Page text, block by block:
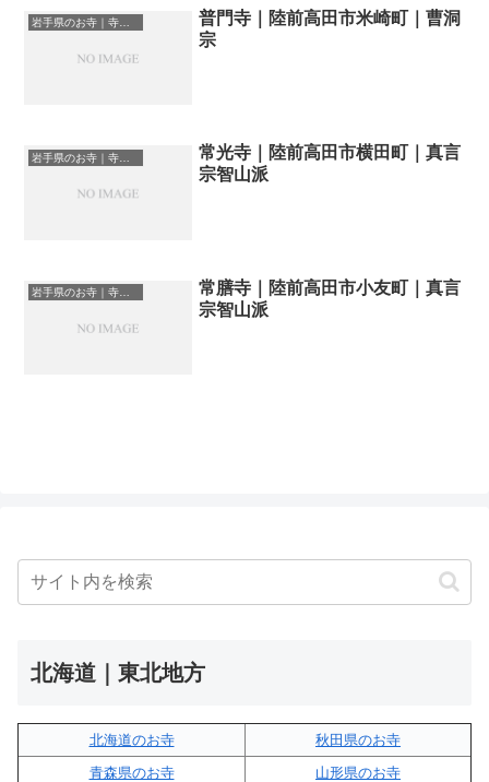
岩手県のお寺｜寺院一覧
普門寺｜陸前高田市米崎町｜曹洞
宗
岩手県のお寺｜寺院一覧
常光寺｜陸前高田市横田町｜真言
宗智山派
岩手県のお寺｜寺院一覧
常膳寺｜陸前高田市小友町｜真言
宗智山派
北海道｜東北地方
北海道のお寺
秋田県のお寺
青森県のお寺
山形県のお寺